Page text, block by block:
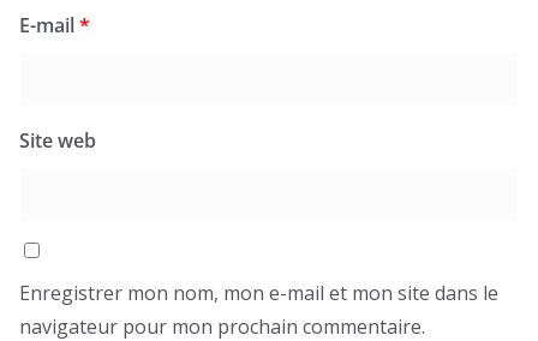
E-mail*
Site web
Enregistrer mon nom, mon e-mail et mon site dans le
navigateur pour mon prochain commentaire.